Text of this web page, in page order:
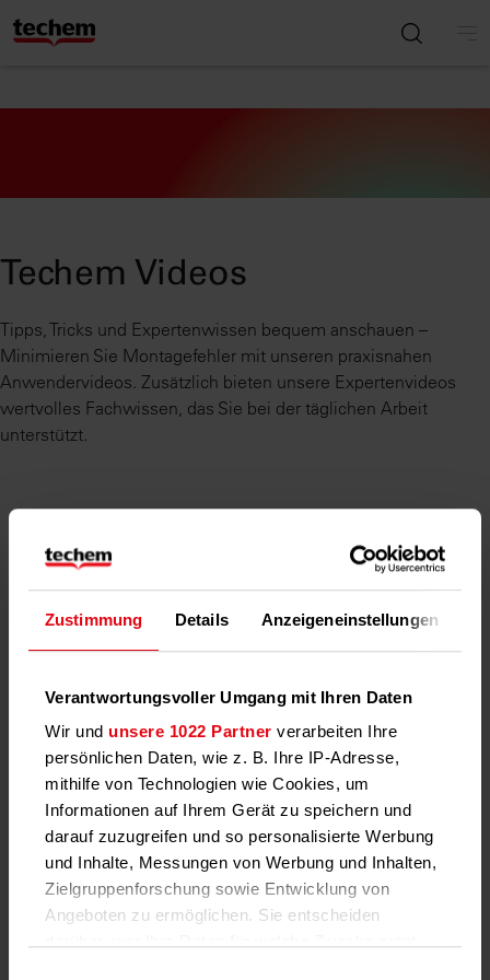
Zustimmung Details Anzeigeneinstellungen
Verantwortungsvoller Umgang mit Ihren Daten
Wir und unsere 1022 Partner verarbeiten Ihre
persönlichen Daten, wie z. B. Ihre IP-Adresse,
mithilfe von Technologien wie Cookies, um
Informationen auf Ihrem Gerät zu speichern und
darauf zuzugreifen und so personalisierte Werbung
und Inhalte, Messungen von Werbung und Inhalten,
Zielgruppenforschung sowie Entwicklung von
Angeboten zu ermöglichen. Sie entscheiden
Techem Videos
Tipps, Tricks und Expertenwissen bequem anschauen –
Minimieren Sie Montagefehler mit unseren praxisnahen
Anwendervideos. Zusätzlich bieten unsere Expertenvideos
wertvolles Fachwissen, das Sie bei der täglichen Arbeit
unterstützt.
Techem Anwendervideos
Techem Expertenwissen